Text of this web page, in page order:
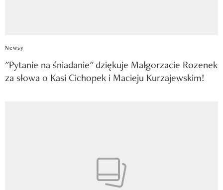
Newsy
"Pytanie na śniadanie" dziękuje Małgorzacie Rozenek
za słowa o Kasi Cichopek i Macieju Kurzajewskim!